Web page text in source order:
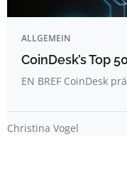
ALLGEMEIN
CoinDesk’s Top
EN BREF CoinDesk
Christina Vogel